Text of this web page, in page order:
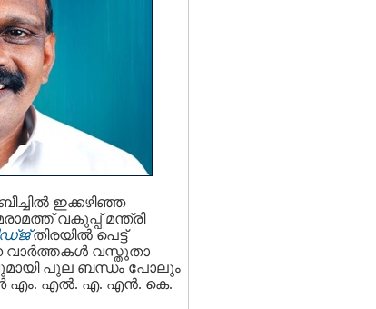
ഇക്കഴിഞ്ഞ
വകുപ്പ് മന്ത്രി
തിരയിൽ പെട്ട്
വാർത്തകൾ വസ്തുതാ
പുല ബന്ധം പോലും
എം. എൽ. എ. എൻ. കെ.